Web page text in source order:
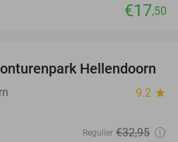
€17,50
41%
Hellendoorn
9.2 star
Regulier €32,95